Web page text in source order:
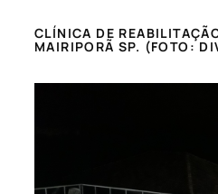
CLÍNICA DE
MAIRIPORÃ SP. (FOTO: